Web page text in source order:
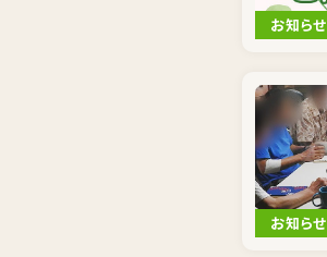
お知らせ
お知らせ